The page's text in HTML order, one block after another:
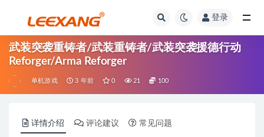
登录
武装突袭重铸者/武装重铸者/武装突袭援德行动
Reforger/Arma Reforger
单机游戏 3 年前 0 21 100
详情介绍 评论建议 常见问题